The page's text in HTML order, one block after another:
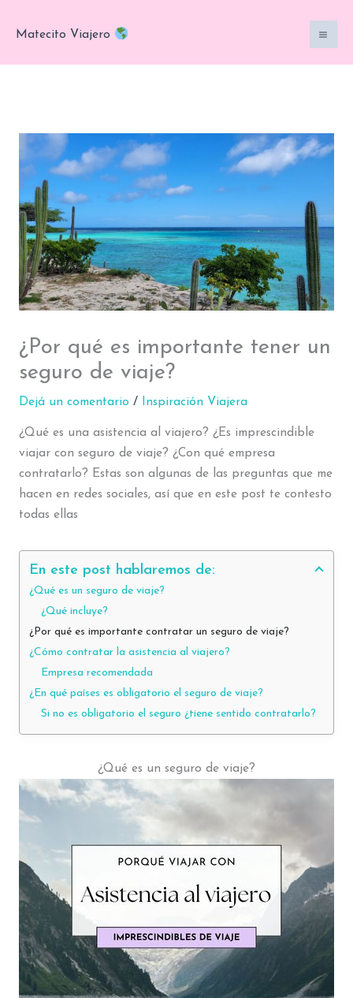
Matecito Viajero
¿Por qué es importante tener un
seguro de viaje?
Dejá un comentario / Inspiración Viajera
¿Qué es una asistencia al viajero? ¿Es imprescindible
viajar con seguro de viaje? ¿Con qué empresa
contratarlo? Estas son algunas de las preguntas que me
hacen en redes sociales, así que en este post te contesto
todas ellas
En este post hablaremos de:
¿Qué es un seguro de viaje?
¿Qué incluye?
¿Por qué es importante contratar un seguro de viaje?
¿Cómo contratar la asistencia al viajero?
Empresa recomendada
¿En qué países es obligatorio el seguro de viaje?
Si no es obligatorio el seguro ¿tiene sentido contratarlo?
¿Qué es un seguro de viaje?